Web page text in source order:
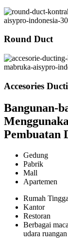
Round Duct
Accesories
Bangunan-
Pembuatan
Gedung
Pabrik
Mall
Apartemen
Rumah
Kantor
Restoran
Berbagai
udara ruangan